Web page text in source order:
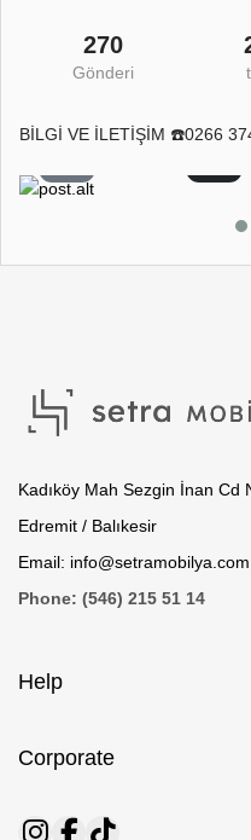
270
Gönderi
BİLGİ VE İLETİŞİM ☎️0266
Kadıköy Mah Sezgin İnan Cd
Edremit / Balıkesir
Email: info@setramobilya.com
Phone: (546) 215 51 14
Help
Corporate